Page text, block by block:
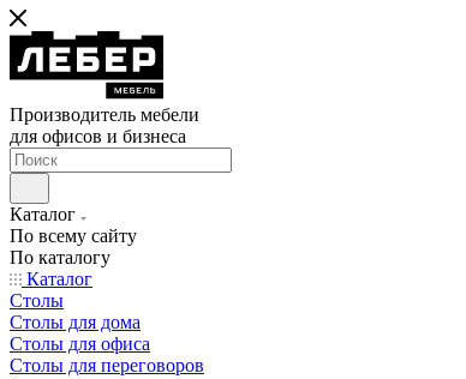
Производитель мебели
для офисов и бизнеса
Каталог
По всему сайту
По каталогу
Каталог
Столы
Столы для дома
Столы для офиса
Столы для переговоров